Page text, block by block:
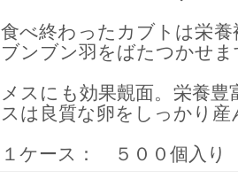
食べ終わったカブトは栄
ブンブン羽をばたつかせま
メスにも効果覿面。栄養
スは良質な卵をしっかり
１ケース： ５００個入り